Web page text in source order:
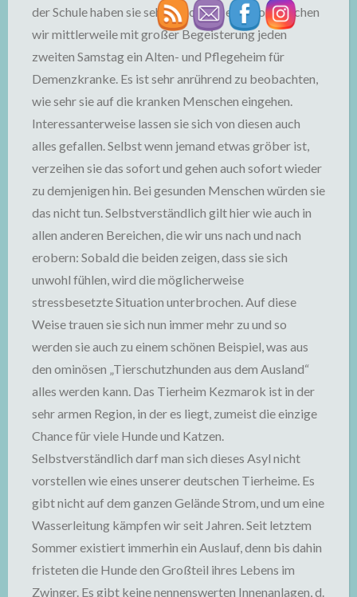
der Schule haben sie sehr genossen; ebenso besuchen
wir mittlerweile mit großer Begeisterung jeden
zweiten Samstag ein Alten- und Pflegeheim für
Demenzkranke. Es ist sehr anrührend zu beobachten,
wie sehr sie auf die kranken Menschen eingehen.
Interessanterweise lassen sie sich von diesen auch
alles gefallen. Selbst wenn jemand etwas gröber ist,
verzeihen sie das sofort und gehen auch sofort wieder
zu demjenigen hin. Bei gesunden Menschen würden sie
das nicht tun. Selbstverständlich gilt hier wie auch in
allen anderen Bereichen, die wir uns nach und nach
erobern: Sobald die beiden zeigen, dass sie sich
unwohl fühlen, wird die möglicherweise
stressbesetzte Situation unterbrochen. Auf diese
Weise trauen sie sich nun immer mehr zu und so
werden sie auch zu einem schönen Beispiel, was aus
den ominösen „Tierschutzhunden aus dem Ausland“
alles werden kann. Das Tierheim Kezmarok ist in der
sehr armen Region, in der es liegt, zumeist die einzige
Chance für viele Hunde und Katzen.
Selbstverständlich darf man sich dieses Asyl nicht
vorstellen wie eines unserer deutschen Tierheime. Es
gibt nicht auf dem ganzen Gelände Strom, und um eine
Wasserleitung kämpfen wir seit Jahren. Seit letztem
Sommer existiert immerhin ein Auslauf, denn bis dahin
fristeten die Hunde den Großteil ihres Lebens im
Zwinger. Es gibt keine nennenswerten Innenanlagen, d.